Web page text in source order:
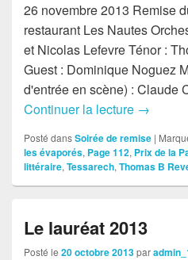
26 novembre 2013 Remise
restaurant Les Nautes
et Nicolas Lefevre Ténor :
Guest : Dominique Noguez
d'entrée en scène) : Claude
Continuer la lecture 26/11/
→
Posté dansSoirée de remise |
les évaporés, Page 112, Prix de la
littéraire,Tessarech,Thomas B
Le lauréat 2013
Posté le 20 octobre 2013par